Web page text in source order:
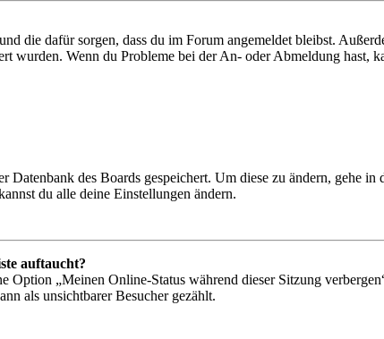
die dafür sorgen, dass du im Forum angemeldet bleibst.
wurden. Wenn du Probleme bei der An- oder Abmeldung hast,
des Boards gespeichert. Um diese zu ändern, gehe
du alle deine Einstellungen ändern.
auftaucht?
„Meinen Online-Status während dieser Sitzung
als unsichtbarer Besucher gezählt.